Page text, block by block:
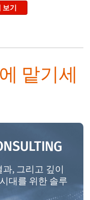
보기
맡기세
, 그리고 깊이
대를 위한 솔루